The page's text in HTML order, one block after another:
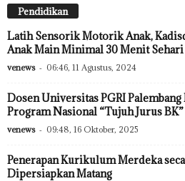
Pendidikan
Latih Sensorik Motorik Anak,
Anak Main Minimal 30 Menit Sehari
venews - 06:46, 11 Agustus, 2024
Dosen Universitas PGRI
Program Nasional “Tujuh Jurus BK”
venews - 09:48, 16 Oktober, 2025
Penerapan Kurikulum Merdeka
Dipersiapkan Matang